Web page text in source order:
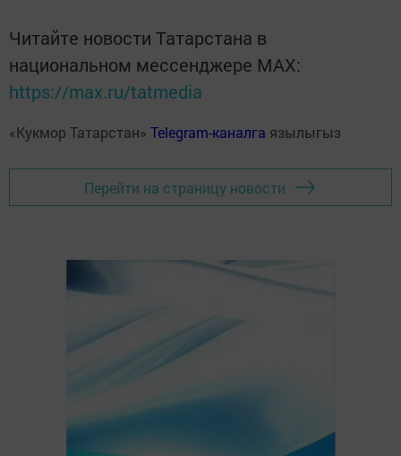
Читайте новости Татарстана в
национальном мессенджере MАХ:
https://max.ru/tatmedia
«Кукмор Татарстан» Telegram-каналга язылыгыз
Перейти на страницу новости